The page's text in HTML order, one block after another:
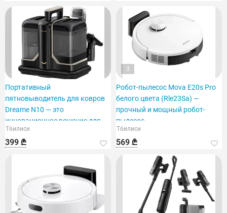
Портативный
пятновыводитель для ковров
Dreame N10 — это
инновационное решение для
удаления пятен в домашних
условиях.
Тбилиси
399 ₾
3
Робот-пылесос Mova E20s Pro
белого цвета (Rle23Sa) —
прочный и мощный робот-
пылесос.
Тбилиси
569 ₾